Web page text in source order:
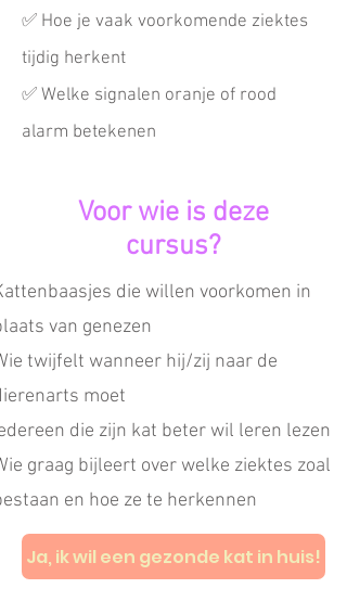
✅ Hoe je vaak voorkomende ziektes
tijdig herkent
✅ Welke signalen oranje of rood
alarm betekenen
Voor wie is deze
cursus?
die willen voorkomen in
van genezen
twijfelt wanneer hij/zij naar de
moet
die zijn kat beter wil leren lezen
graag bijleert over welke ziektes zoal
en hoe ze te herkennen
Ja, ik wil een gezonde kat in huis!